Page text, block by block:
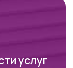
услуг